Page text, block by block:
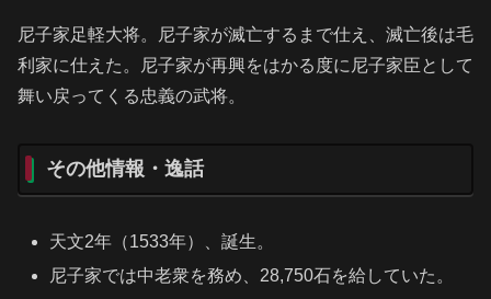
尼子家足軽大将。尼子家が滅亡するまで仕え、滅亡後は毛
利家に仕えた。尼子家が再興をはかる度に尼子家臣として
舞い戻ってくる忠義の武将。
その他情報・逸話
天文2年（1533年）、誕生。
尼子家では中老衆を務め、28,750石を給していた。